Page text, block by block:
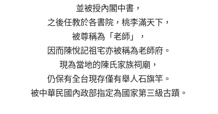
並被授內閣中書，
之後任教於各書院，桃李滿天下，
被尊稱為「老師」，
因而陳悅記祖宅亦被稱為老師府。
現為當地的陳氏家族祠廟，
仍保有全台現存僅有舉人石旗竿。
被中華民國內政部指定為國家第三級古蹟。